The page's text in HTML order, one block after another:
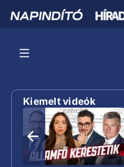
Kiemelt videók